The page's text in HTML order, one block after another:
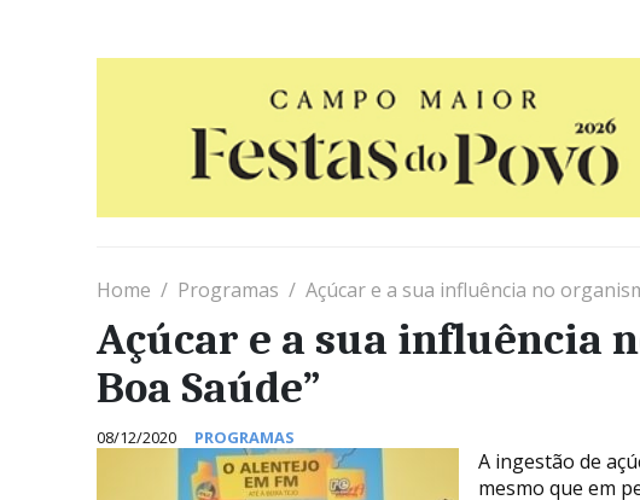
Home Programas Açúcar e a sua influência no
Açúcar e a sua influência
Boa Saúde”
08/12/2020 PROGRAMAS
A ingestão de
mesmo que em